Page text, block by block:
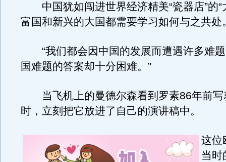
中国犹如闯进世界经济精美“瓷器店”的“
富国和新兴的大国都需要学习如何与之共处
“我们都会因中国的发展而遭遇许多难题
国难题的答案却十分困难。”
当飞机上的曼德尔森看到罗素86年前写
时，立刻把它放进了自己的演讲稿中。
这位
当时